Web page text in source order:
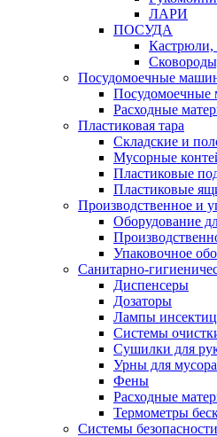
ЛАРИ
ПОСУДА
Кастрюли,
Посудомоечные
Расходные
Пластиковая тара
Складские и
Мусорные
Пластиковые
Пластиковые
Производственное и
Оборудование
Упаковочное
Санитарно-
Диспенсеры
Дозаторы
Лампы
Системы
Сушилки для
Урны для мусора
Фены
Расходные
Термометры
Системы безопасности